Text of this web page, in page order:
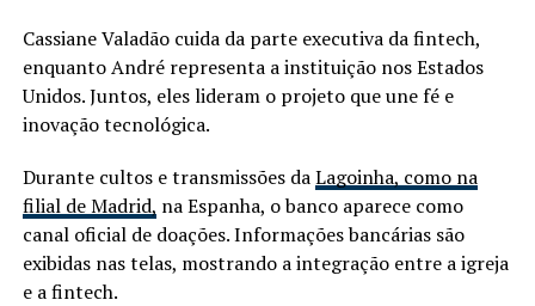
Cassiane Valadão cuida da parte executiva da fintech,
enquanto André representa a instituição nos Estados
Unidos. Juntos, eles lideram o projeto que une fé e
inovação tecnológica.
Durante cultos e transmissões daLagoinha, como na
filial de Madrid, na Espanha, o banco aparece como
canal oficial de doações. Informações bancárias são
exibidas nas telas, mostrando a integração entre a igreja
e a fintech.